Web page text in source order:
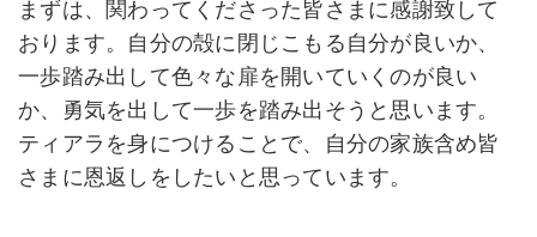
まずは、関わってくださった皆さまに感謝致して
おります。自分の殻に閉じこもる自分が良いか、
一歩踏み出して色々な扉を開いていくのが良い
か、勇気を出して一歩を踏み出そうと思います。
ティアラを身につけることで、自分の家族含め皆
さまに恩返しをしたいと思っています。